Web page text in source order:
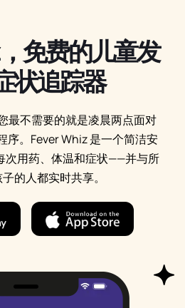
免费的儿童发
状追踪器
最不需要的就是凌晨两点面对
序。Fever Whiz 是一个简洁安
次用药、体温和症状——并与所
的人都实时共享。